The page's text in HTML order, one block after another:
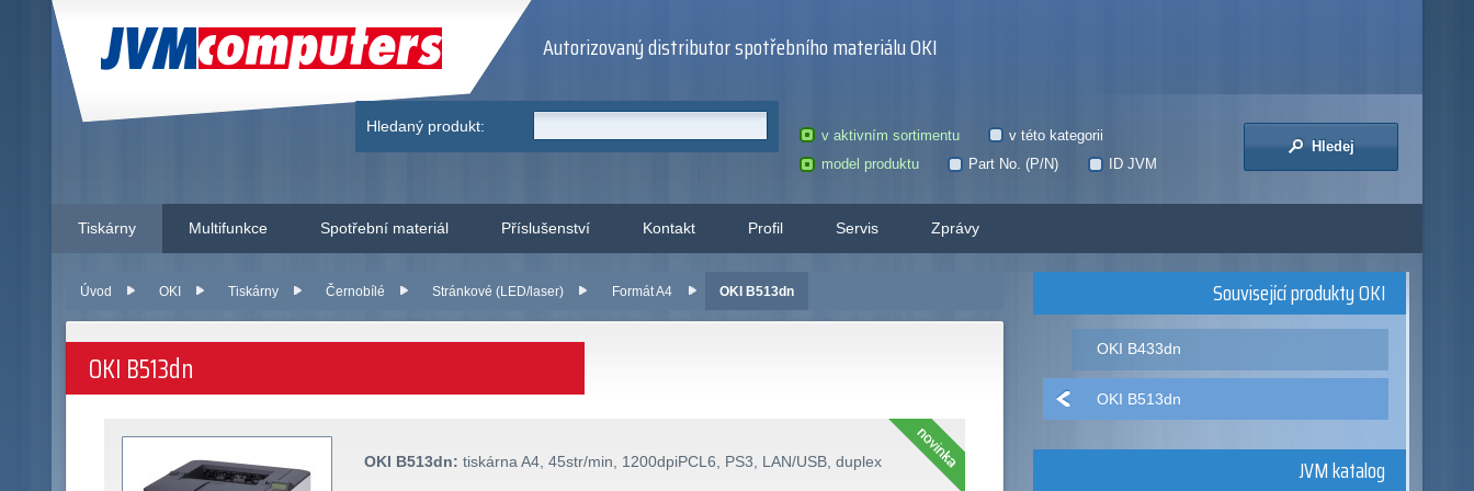
JVM Computers Autorizovaný distributor spotřebního materiálu OKI
Hledaný produkt:
v aktivním sortimentu
v této kategorii
model produktu
Part No. (P/N) ID JVM
Hledej
Tiskárny Multifunkce Spotřební materiál Příslušenství Kontakt Profil Servis Zprávy
Úvod OKI Tiskárny Černobílé Stránkové (LED/laser) Formát A4 OKI B513dn
OKI B513dn
OKI B513dn: tiskárna A4, 45str/min, 1200dpiPCL6, PS3, LAN/USB, duplex
Související produkty OKI
OKI B433dn
OKI B513dn
JVM katalog